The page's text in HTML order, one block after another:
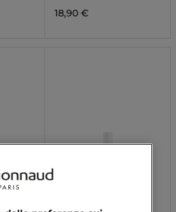
18,90 €